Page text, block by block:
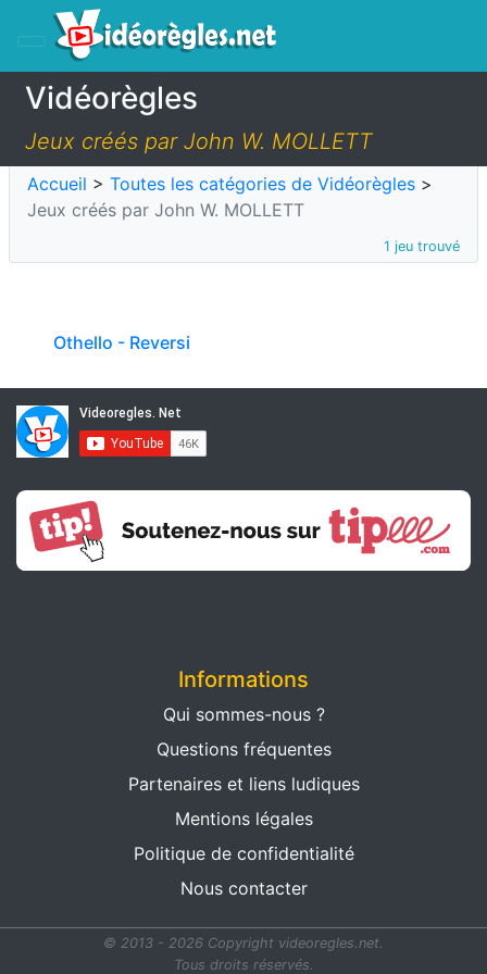
Vidéorègles
Jeux créés par John W. MOLLETT
Accueil > Toutes les catégories de Vidéorègles >
Jeux créés par John W. MOLLETT
1 jeu trouvé
Othello - Reversi
Informations
Qui sommes-nous ?
Questions fréquentes
Partenaires et liens ludiques
Mentions légales
Politique de confidentialité
Nous contacter
© 2013 - 2026 Copyright videoregles.net.
Tous droits réservés.